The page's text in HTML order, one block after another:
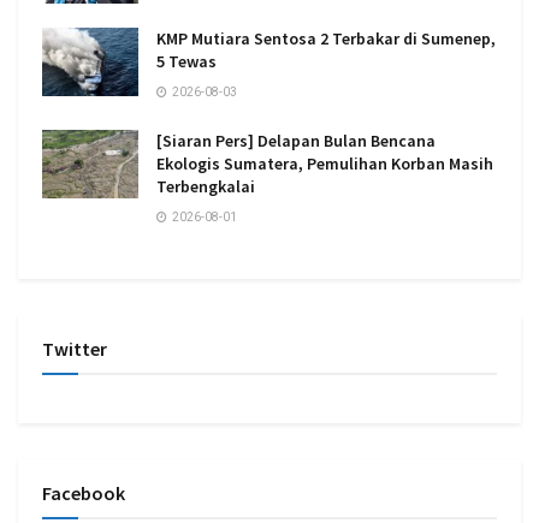
KMP Mutiara Sentosa 2 Terbakar di Sumenep,
5 Tewas
2026-08-03
[Siaran Pers] Delapan Bulan Bencana
Ekologis Sumatera, Pemulihan Korban Masih
Terbengkalai
2026-08-01
Twitter
Facebook